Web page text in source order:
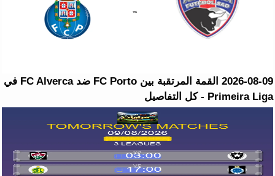
2026-08-09 القمة المرتقبة بين FC Porto ضد FC Alverca في
Primeira Liga - كل التفاصيل